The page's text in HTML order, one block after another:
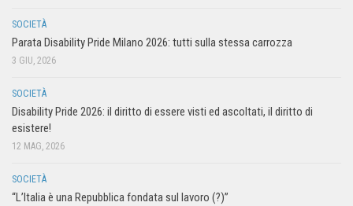
SOCIETÀ
Parata Disability Pride Milano 2026: tutti sulla stessa carrozza
3 GIU, 2026
SOCIETÀ
Disability Pride 2026: il diritto di essere visti ed ascoltati, il diritto di
esistere!
12 MAG, 2026
SOCIETÀ
“L’Italia è una Repubblica fondata sul lavoro (?)”